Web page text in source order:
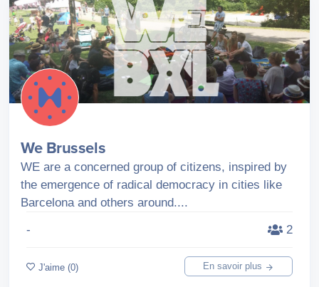
We Brussels
WE are a concerned group of citizens, inspired by
the emergence of radical democracy in cities like
Barcelona and others around....
-
2
J'aime (0) En savoir plus